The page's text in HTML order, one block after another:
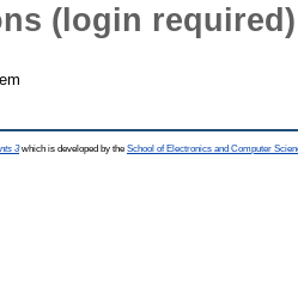
(login required)
3which is developed by the School of Electronics and Computer